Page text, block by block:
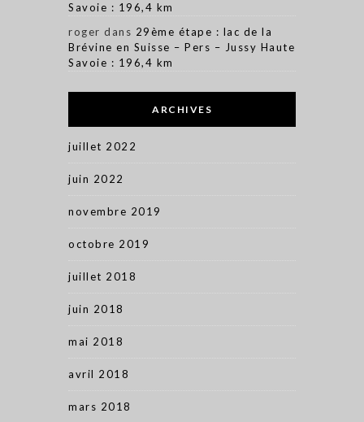
Savoie : 196,4 km
roger dans 29ème étape : lac de la
Brévine en Suisse – Pers – Jussy Haute
Savoie : 196,4 km
ARCHIVES
juillet 2022
juin 2022
novembre 2019
octobre 2019
juillet 2018
juin 2018
mai 2018
avril 2018
mars 2018